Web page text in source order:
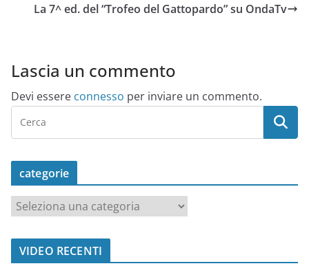
La 7^ ed. del “Trofeo del Gattopardo” su OndaTv
Lascia un commento
Devi essere connesso per inviare un commento.
categorie
a
t
VIDEO RECENTI